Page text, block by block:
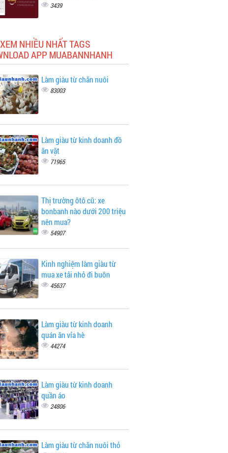
3439
NHIỀU NHẤT TAGS
APP MUABANNHANH
Làm giàu từ chăn nuôi
83003
Làm giàu từ kinh doanh đồ
ăn vặt
71965
Thị trường ôtô cũ: xe
bonbanh nào dưới 200 triệu
nên mua?
54907
Kinh nghiệm làm giàu từ
mua xe tải nhỏ đi buôn
45637
Làm giàu từ kinh doanh
quán ăn vỉa hè
44274
Làm giàu từ kinh doanh
quần áo
24806
Làm giàu từ chăn nuôi thỏ